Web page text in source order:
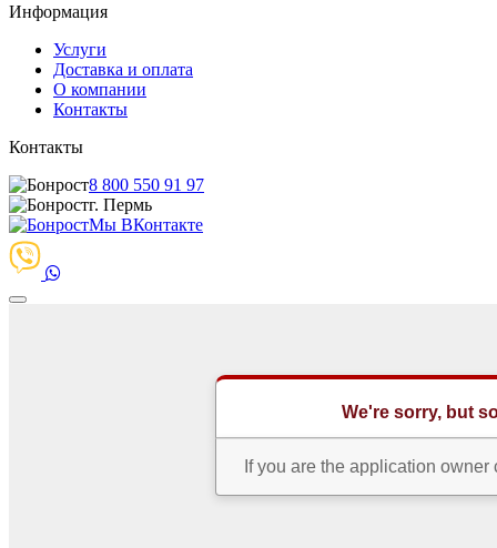
Информация
Услуги
Доставка и оплата
О компании
Контакты
Контакты
8 800 550 91 97
г. Пермь
Мы ВКонтакте